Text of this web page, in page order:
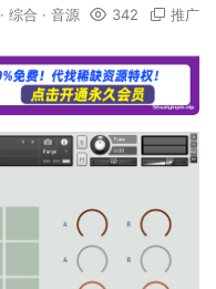
· 综合 · 音源 342 推广